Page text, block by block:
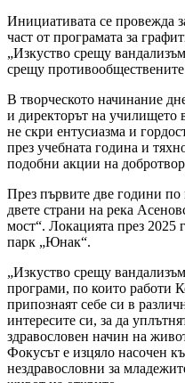
Инициативата се провежда
част от програмата за
„Изкуство срещу
срещу
В творческото начинание
и директорът на училището
не скри ентусиазма и
през учебната година и
подобни акции на
През първите две години по
двете страни на река
мост“. Локацията през 2025
парк „Юнак“.
„Изкуство срещу
програми, по които работи
припознаят себе си в
интересите си, за да
здравословен начин на
Фокусът е изцяло насочен
нездравословни за